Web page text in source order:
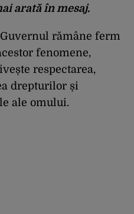
arată în mesaj.
rămâne ferm
fenomene,
respectarea,
drepturilor și
ale omului.